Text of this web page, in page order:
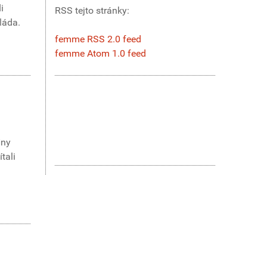
RSS tejto stránky:
femme RSS 2.0 feed
femme Atom 1.0 feed